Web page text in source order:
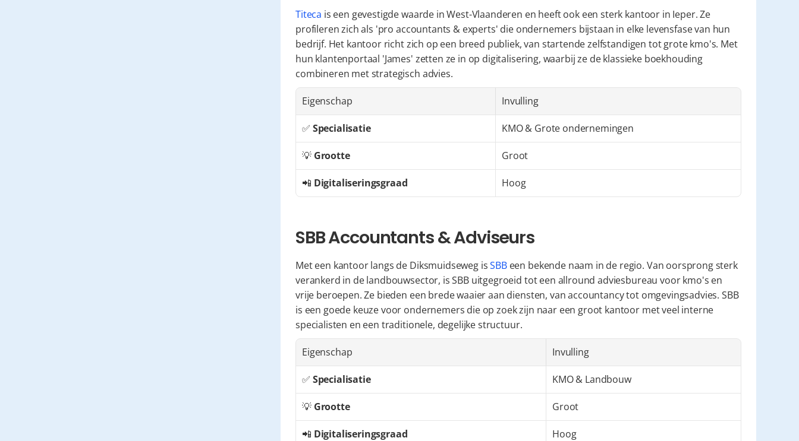
Titeca is een gevestigde waarde in West-Vlaanderen en heeft ook een sterk kantoor in Ieper. Ze
profileren zich als 'pro accountants & experts' die ondernemers bijstaan in elke levensfase van hun
bedrijf. Het kantoor richt zich op een breed publiek, van startende zelfstandigen tot grote kmo's. Met
hun klantenportaal 'James' zetten ze in op digitalisering, waarbij ze de klassieke boekhouding
combineren met strategisch advies.
Eigenschap Invulling
✅ Specialisatie KMO & Grote ondernemingen
💡 Grootte Groot
📲 Digitaliseringsgraad Hoog
SBB Accountants & Adviseurs
Met een kantoor langs de Diksmuidseweg is SBB een bekende naam in de regio. Van oorsprong sterk
verankerd in de landbouwsector, is SBB uitgegroeid tot een allround adviesbureau voor kmo's en
vrije beroepen. Ze bieden een brede waaier aan diensten, van accountancy tot omgevingsadvies. SBB
is een goede keuze voor ondernemers die op zoek zijn naar een groot kantoor met veel interne
specialisten en een traditionele, degelijke structuur.
Eigenschap Invulling
✅ Specialisatie KMO & Landbouw
💡 Grootte Groot
📲 Digitaliseringsgraad Hoog